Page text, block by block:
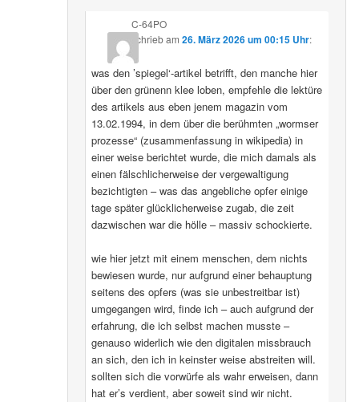
C-64PO
schriebam 26. März 2026 um 00:15 Uhr:
was den ’spiegel‘-artikel betrifft, den manche hier
über den grünenn klee loben, empfehle die lektüre
des artikels aus eben jenem magazin vom
13.02.1994, in dem über die berühmten „wormser
prozesse“ (zusammenfassung in wikipedia) in
einer weise berichtet wurde, die mich damals als
einen fälschlicherweise der vergewaltigung
bezichtigten – was das angebliche opfer einige
tage später glücklicherweise zugab, die zeit
dazwischen war die hölle – massiv schockierte.
wie hier jetzt mit einem menschen, dem nichts
bewiesen wurde, nur aufgrund einer behauptung
seitens des opfers (was sie unbestreitbar ist)
umgegangen wird, finde ich – auch aufgrund der
erfahrung, die ich selbst machen musste –
genauso widerlich wie den digitalen missbrauch
an sich, den ich in keinster weise abstreiten will.
sollten sich die vorwürfe als wahr erweisen, dann
hat er’s verdient, aber soweit sind wir nicht.